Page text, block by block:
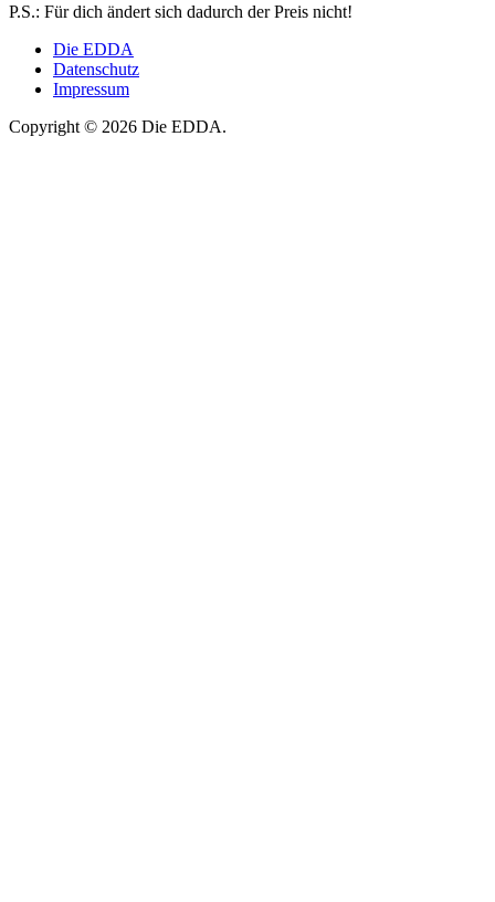
P.S.: Für dich ändert sich dadurch der Preis nicht!
Die EDDA
Datenschutz
Impressum
Copyright © 2026 Die EDDA.